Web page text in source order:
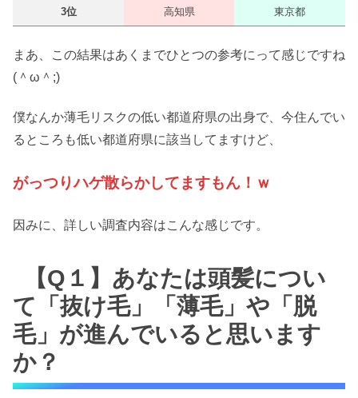
3位 高知県 東京都
まあ、この結果はあくまでひとつの参考にって感じですね
(＾ω＾;)
僕なんか薄毛リスクの低い都道府県の出身で、今住んでい
るところも低い都道府県に該当してますけど、
がっつりハゲ散らかしてますもん！ｗ
因みに、詳しい調査内容はこんな感じです。
【Q１】あなたは頭髪につい
て「抜け毛」「薄毛」や「脱
毛」が進んでいると思います
か？